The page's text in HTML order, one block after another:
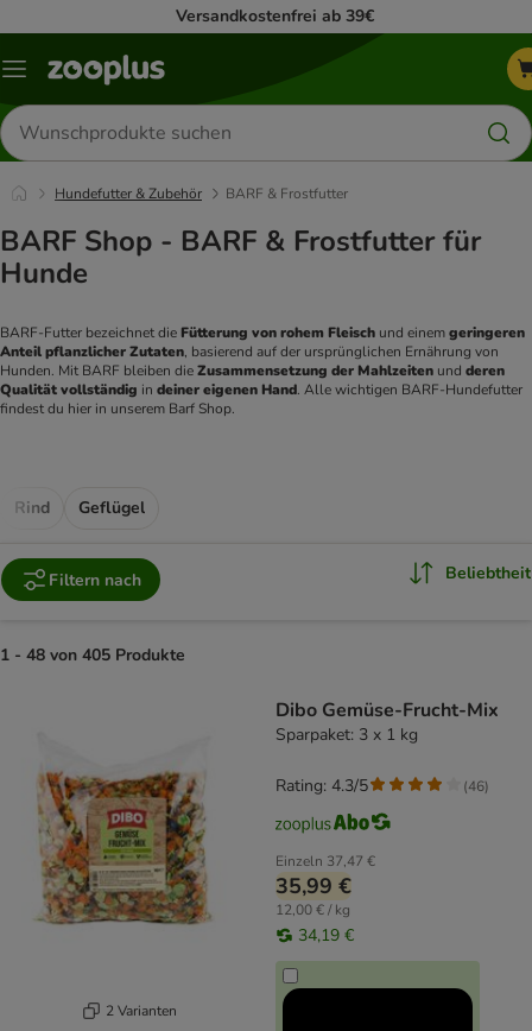
Versandkostenfrei ab 39€
Menü
Produkte
suchen
Hundefutter & Zubehör BARF & Frostfutter
BARF Shop - BARF & Frostfutter für
Hunde
BARF-Futter bezeichnet die Fütterung von rohem Fleisch und einem geringeren
Anteil pflanzlicher Zutaten, basierend auf der ursprünglichen Ernährung von
Hunden. Mit BARF bleiben die Zusammensetzung der Mahlzeiten und deren
Qualität vollständig in deiner eigenen Hand. Alle wichtigen BARF-Hundefutter
Rind Geflügel
Filtern nach Beliebtheit
1 - 48 von 405 Produkte
2 Varianten
Dibo Gemüse-Frucht-Mix
Sparpaket: 3 x 1 kg
Einzeln 37,47 €
35,99 €
12,00 € / kg
34,19 €
Rating: 4.3/5 (46)